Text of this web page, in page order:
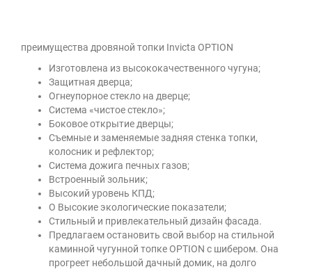
преимущества дровяной топки Invicta OPTION
Изготовлена из высококачественного чугуна;
Защитная дверца;
Огнеупорное стекло на дверце;
Система «чистое стекло»;
Боковое открытие дверцы;
Съемные и заменяемые задняя стенка топки,
колосник и рефлектор;
Система дожига печных газов;
Встроенный зольник;
Высокий уровень КПД;
О Высокие экологические показатели;
Стильный и привлекательный дизайн фасада.
Предлагаем остановить свой выбор на стильной
каминной чугунной топке OPTION с шибером. Она
прогреет небольшой дачный домик, на долго